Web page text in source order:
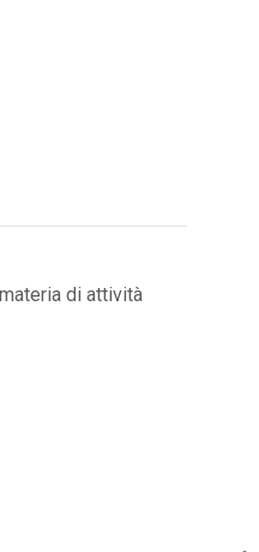
di attività